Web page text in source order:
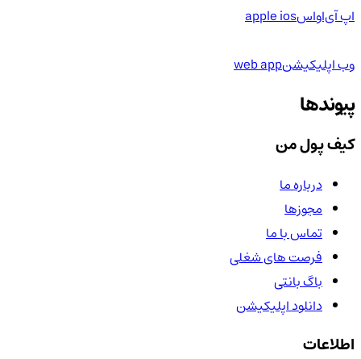
اپ آی‌او‌اسapple ios
وب اپلیکیشنweb app
پیوندها
کیف پول من
درباره ما
مجوزها
تماس با ما
فرصت های شغلی
باگ بانتی
دانلود اپلیکیشن
اطلاعات